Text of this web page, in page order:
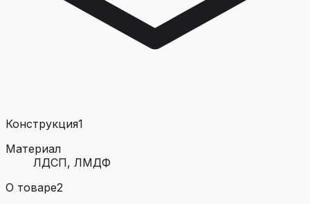
Конструкция1
Материал
ЛДСП, ЛМДФ
О товаре2